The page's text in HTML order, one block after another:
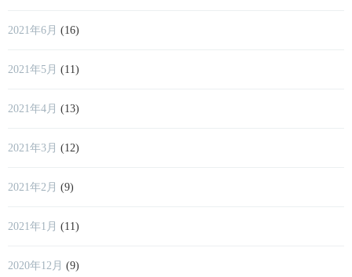
2021年6月 (16)
2021年5月 (11)
2021年4月 (13)
2021年3月 (12)
2021年2月 (9)
2021年1月 (11)
2020年12月 (9)